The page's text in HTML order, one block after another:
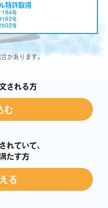
特許取得
号
号
号
があります。
される方
む
れていて、
たす方
る